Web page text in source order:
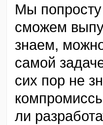
Мы
сможем
знаем,
самой
сих пор не
ли